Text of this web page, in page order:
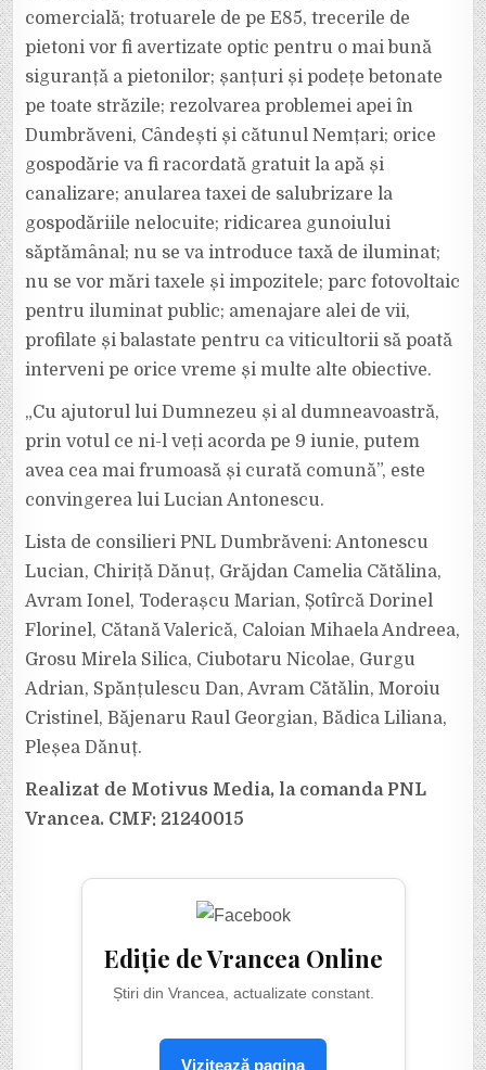
comercială; trotuarele de pe E85, trecerile de
pietoni vor fi avertizate optic pentru o mai bună
siguranță a pietonilor; șanțuri și podețe betonate
pe toate străzile; rezolvarea problemei apei în
Dumbrăveni, Cândești și cătunul Nemțari; orice
gospodărie va fi racordată gratuit la apă și
canalizare; anularea taxei de salubrizare la
gospodăriile nelocuite; ridicarea gunoiului
săptămânal; nu se va introduce taxă de iluminat;
nu se vor mări taxele și impozitele; parc fotovoltaic
pentru iluminat public; amenajare alei de vii,
profilate și balastate pentru ca viticultorii să poată
interveni pe orice vreme și multe alte obiective.
„Cu ajutorul lui Dumnezeu și al dumneavoastră,
prin votul ce ni-l veți acorda pe 9 iunie, putem
avea cea mai frumoasă și curată comună”, este
convingerea lui Lucian Antonescu.
Lista de consilieri PNL Dumbrăveni: Antonescu
Lucian, Chiriță Dănuț, Grăjdan Camelia Cătălina,
Avram Ionel, Toderașcu Marian, Șotîrcă Dorinel
Florinel, Cătană Valerică, Caloian Mihaela Andreea,
Grosu Mirela Silica, Ciubotaru Nicolae, Gurgu
Adrian, Spănțulescu Dan, Avram Cătălin, Moroiu
Cristinel, Băjenaru Raul Georgian, Bădica Liliana,
Pleșea Dănuț.
Realizat de Motivus Media, la comanda PNL
Vrancea. CMF: 21240015
Ediție de Vrancea Online
Știri din Vrancea, actualizate constant.
Vizitează pagina